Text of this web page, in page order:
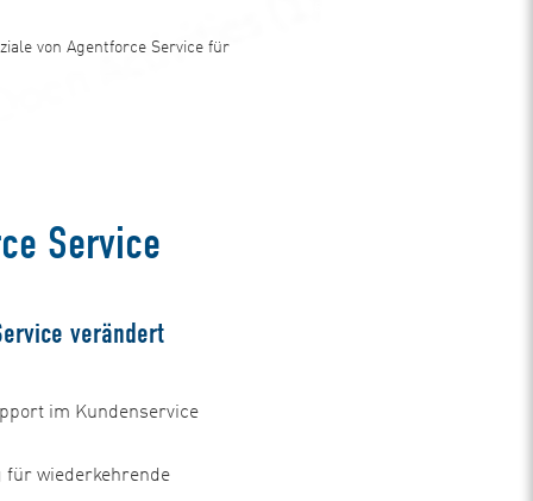
von Agentforce Service für
Service
verändert
im Kundenservice
wiederkehrende